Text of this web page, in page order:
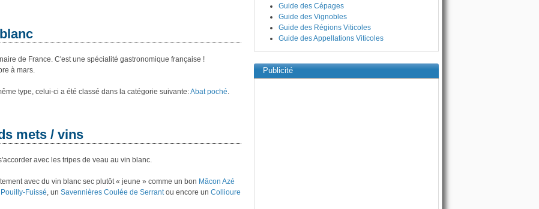
de France. C'est une spécialité gastronomique française !
à mars.
type, celui-ci a été classé dans la catégorie suivante:Abat poché.
mets / vins
avec les tripes de veau au vin blanc.
avec du vin blanc sec plutôt « jeune » comme un bon Mâcon Azé
Pouilly-Fuissé, un Savennières Coulée de Serrantou encore un Collioure
Guide des Cépages
Guide des Vignobles
Guide des Régions Viticoles
Guide des Appellations Viticoles
Publicité